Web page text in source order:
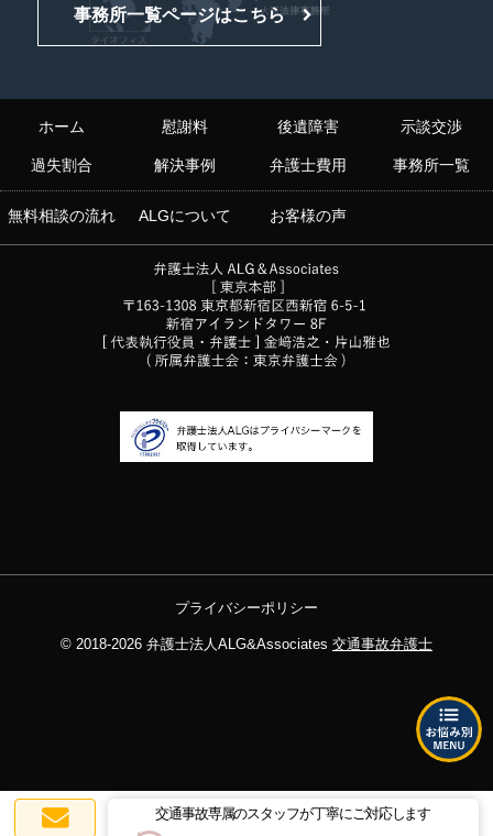
交通事故専属のスタッフが丁寧にご対応します
事務所一覧ページはこちら
ホーム 慰謝料 後遺障害 示談交渉
過失割合 解決事例 弁護士費用 事務所一覧
無料相談の流れ ALGについて お客様の声
プライバシーポリシー
© 2018-2026 弁護士法人ALG&Associates 交通事故弁護士